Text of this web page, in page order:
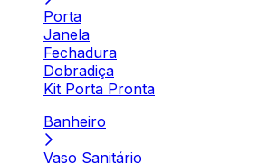
Porta
Janela
Fechadura
Dobradiça
Kit Porta Pronta
Banheiro
Vaso Sanitário